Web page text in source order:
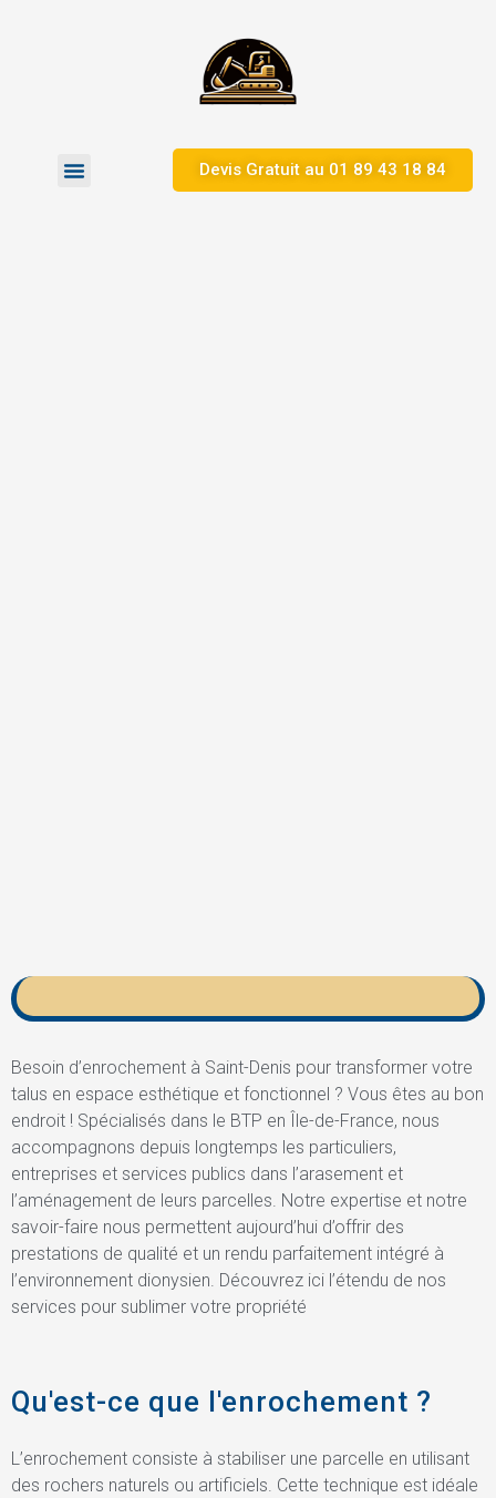
Devis Gratuit au 01 89 43 18 84
Besoin d’enrochement à Saint-Denis pour transformer votre
talus en espace esthétique et fonctionnel ? Vous êtes au bon
endroit ! Spécialisés dans le BTP en Île-de-France, nous
accompagnons depuis longtemps les particuliers,
entreprises et services publics dans l’arasement et
l’aménagement de leurs parcelles. Notre expertise et notre
savoir-faire nous permettent aujourd’hui d’offrir des
prestations de qualité et un rendu parfaitement intégré à
l’environnement dionysien. Découvrez ici l’étendu de nos
services pour sublimer votre propriété
Qu'est-ce que l'enrochement ?
L’enrochement consiste à stabiliser une parcelle en utilisant
des rochers naturels ou artificiels. Cette technique est idéale